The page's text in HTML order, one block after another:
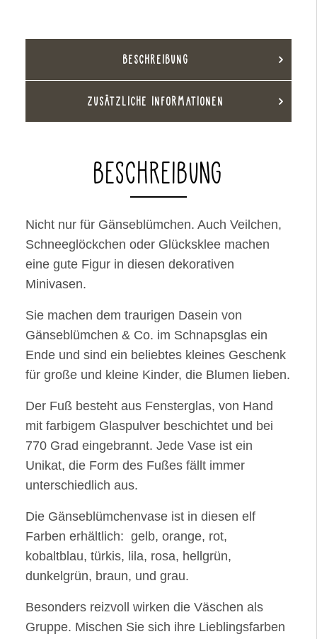
BESCHREIBUNG
ZUSÄTZLICHE INFORMATIONEN
BESCHREIBUNG
Nicht nur für Gänseblümchen. Auch Veilchen,
Schneeglöckchen oder Glücksklee machen
eine gute Figur in diesen dekorativen
Minivasen.
Sie machen dem traurigen Dasein von
Gänseblümchen & Co. im Schnapsglas ein
Ende und sind ein beliebtes kleines Geschenk
für große und kleine Kinder, die Blumen lieben.
Der Fuß besteht aus Fensterglas, von Hand
mit farbigem Glaspulver beschichtet und bei
770 Grad eingebrannt. Jede Vase ist ein
Unikat, die Form des Fußes fällt immer
unterschiedlich aus.
Die Gänseblümchenvase ist in diesen elf
Farben erhältlich: gelb, orange, rot,
kobaltblau, türkis, lila, rosa, hellgrün,
dunkelgrün, braun, und grau.
Besonders reizvoll wirken die Väschen als
Gruppe. Mischen Sie sich ihre Lieblingsfarben